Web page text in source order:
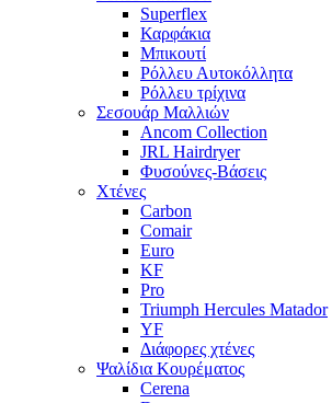
Superflex
Καρφάκια
Μπικουτί
Ρόλλευ Αυτοκόλλητα
Ρόλλευ τρίχινα
Σεσουάρ Μαλλιών
Ancom Collection
JRL Hairdryer
Φυσούνες-Βάσεις
Χτένες
Carbon
Comair
Euro
KF
Pro
Triumph Hercules Matador
YF
Διάφορες χτένες
Ψαλίδια Κουρέματος
Cerena